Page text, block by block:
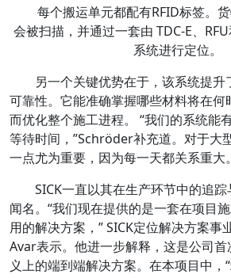
每个搬运单元都配有RFID标签。货
会被扫描，并通过一套由 TDC-E、
系统进行定位。
另一个关键优势在于，该系统提升
可靠性。它能准确掌握哪些材料将在何
而优化整个施工进程。 “我们的系统能
等待时间，”Schröder补充道。对于大
一点尤为重要，因为每一天都关系重大。
SICK一直以其在生产环节中的追踪
闻名。“我们现在提供的是一套在项目
用的解决方案，” SICK定位解决方案事
Avar表示。他进一步解释，这是公司
义上的端到端解决方案。在本项目中，